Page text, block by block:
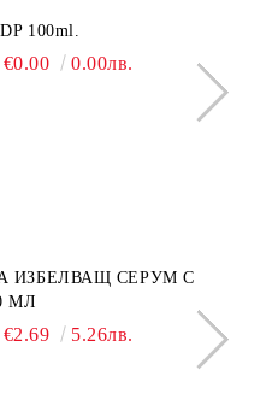
100ml.
€0.00 0.00лв.
ИЗБЕЛВАЩ СЕРУМ С
МЛ
€2.69 5.26лв.